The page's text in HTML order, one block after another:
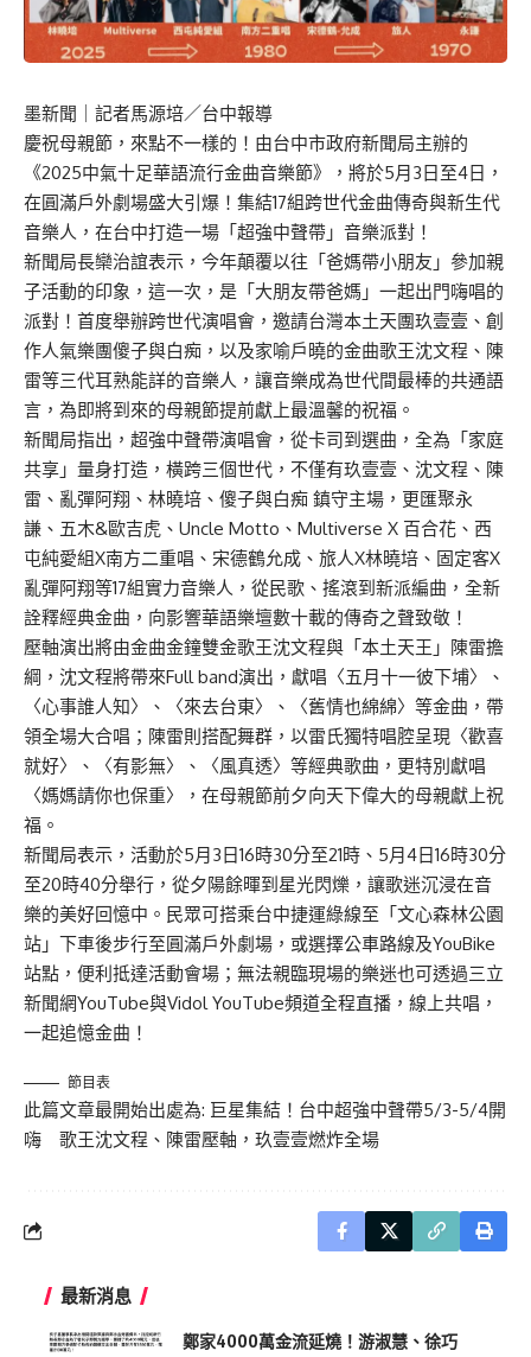
墨新聞 ｜記者馬源培／台中報導
慶祝母親節，來點不一樣的！由台中市政府新聞局主辦的
《2025中氣十足華語流行金曲音樂節》，將於5月3日至4日，
在圓滿戶外劇場盛大引爆！集結17組跨世代金曲傳奇與新生代
音樂人，在台中打造一場「超強中聲帶」音樂派對！
新聞局長欒治誼表示，今年顛覆以往「爸媽帶小朋友」參加親
子活動的印象，這一次，是「大朋友帶爸媽」一起出門嗨唱的
派對！首度舉辦跨世代演唱會，邀請台灣本土天團玖壹壹、創
作人氣樂團傻子與白痴，以及家喻戶曉的金曲歌王沈文程、陳
雷等三代耳熟能詳的音樂人，讓音樂成為世代間最棒的共通語
言，為即將到來的母親節提前獻上最溫馨的祝福。
新聞局指出，超強中聲帶演唱會，從卡司到選曲，全為「家庭
共享」量身打造，橫跨三個世代，不僅有玖壹壹、沈文程、陳
雷、亂彈阿翔、林曉培、傻子與白痴 鎮守主場，更匯聚永
謙、五木&歐吉虎、Uncle Motto、Multiverse X 百合花、西
屯純愛組X南方二重唱、宋德鶴允成、旅人X林曉培、固定客X
亂彈阿翔等17組實力音樂人，從民歌、搖滾到新派編曲，全新
詮釋經典金曲，向影響華語樂壇數十載的傳奇之聲致敬！
壓軸演出將由金曲金鐘雙金歌王沈文程與「本土天王」陳雷擔
綱，沈文程將帶來Full band演出，獻唱〈五月十一彼下埔〉、
〈心事誰人知〉、〈來去台東〉、〈舊情也綿綿〉等金曲，帶
領全場大合唱；陳雷則搭配舞群，以雷氏獨特唱腔呈現〈歡喜
就好〉、〈有影無〉、〈風真透〉等經典歌曲，更特別獻唱
〈媽媽請你也保重〉，在母親節前夕向天下偉大的母親獻上祝
福。
新聞局表示，活動於5月3日16時30分至21時、5月4日16時30分
至20時40分舉行，從夕陽餘暉到星光閃爍，讓歌迷沉浸在音
樂的美好回憶中。民眾可搭乘台中捷運綠線至「文心森林公園
站」下車後步行至圓滿戶外劇場，或選擇公車路線及YouBike
站點，便利抵達活動會場；無法親臨現場的樂迷也可透過三立
新聞網YouTube與Vidol YouTube頻道全程直播，線上共唱，
一起追憶金曲！
節目表
此篇文章最開始出處為: 巨星集結！台中超強中聲帶5/3-5/4開
嗨 歌王沈文程、陳雷壓軸，玖壹壹燃炸全場
最新消息
鄭家4000萬金流延燒！游淑慧、徐巧